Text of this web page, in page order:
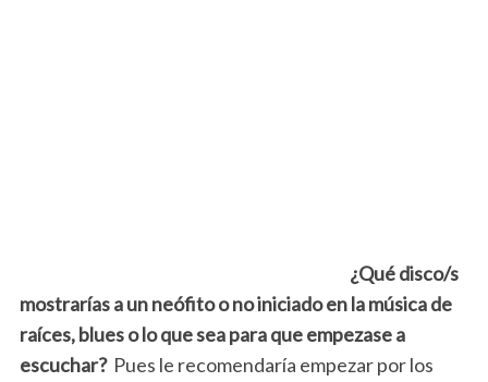
¿Qué disco/s
mostrarías a un neófito o no iniciado en la música de
raíces, blues o lo que sea para que empezase a
escuchar? Pues le recomendaría empezar por los